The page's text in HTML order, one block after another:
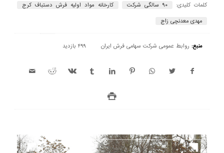
کلمات کلیدی: ۹۰ سالگی شرکت
کارخانه مواد اولیه فرش دستباف کرج
مهدی معدنچی زاج
منبع: روابط عمومی شرکت سهامی فرش ایران 499 بازدید